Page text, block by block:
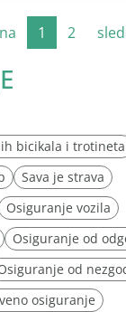
1 2
bicikala i trotineta
Sava je strava
Osiguranje vozila
Osiguranje od
od
osiguranje